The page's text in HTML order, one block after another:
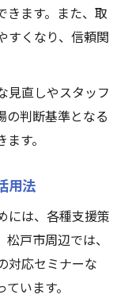
きます。また、取
すくなり、信頼関
見直しやスタッフ
の判断基準となる
す。
用法
には、各種支援策
戸市周辺では、
対応セミナーな
います。